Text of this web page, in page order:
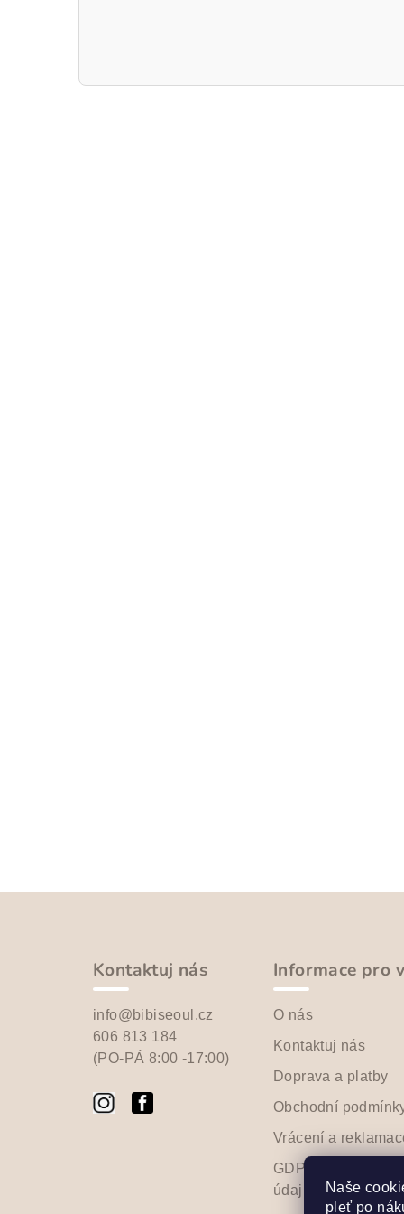
Naše
pleť po
Kontaktuj nás
info@bibiseoul.cz
606 813 184
(PO-PÁ 8:00 -17:00)
Informace pro
O nás
Kontaktuj nás
Doprava a platby
Obchodní
Vrácení a
GDPR - Ochrana
údajů